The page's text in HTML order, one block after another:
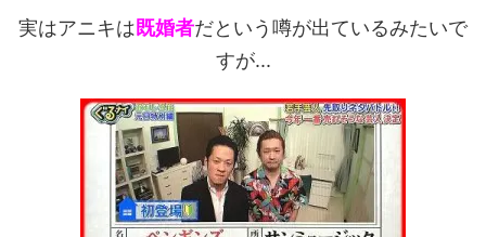
実はアニキは既婚者だという噂が出ているみたいで
すが...